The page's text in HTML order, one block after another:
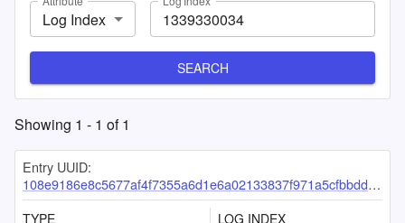
Log Index
SEARCH
Showing 1 - 1 of1
Entry UUID:
108e9186e8c5677af4f7355a6d1e6a02133837f971a5cfbbdd373c1622baf264ff3e2b0545eb2d7a
TYPE
LOG INDEX